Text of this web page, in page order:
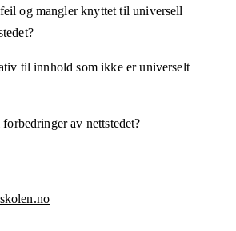
og mangler knyttet til universell
til innhold som ikke er universelt
av nettstedet?